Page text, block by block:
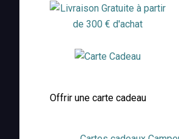
Offrir une carte cadeau